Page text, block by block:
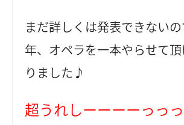
まだ詳しくは発表できない
年、オペラを一本やらせて
りました♪
超うれしーーーーっっ